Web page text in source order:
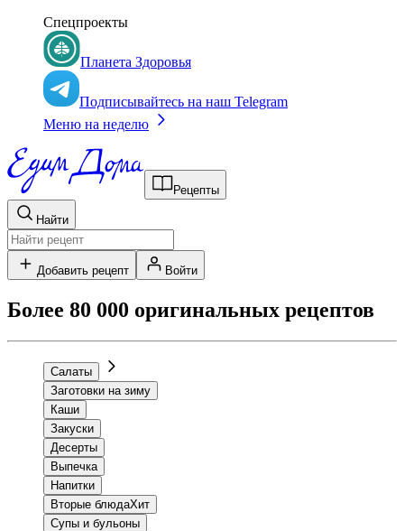
Спецпроекты
Планета Здоровья
Подписывайтесь на наш Telegram
Меню на неделю
Рецепты
Найти
Добавить рецепт Войти
Более 80 000 оригинальных рецептов
Салаты
Заготовки на зиму
Каши
Закуски
Десерты
Выпечка
Напитки
Вторые блюдаХит
Супы и бульоны